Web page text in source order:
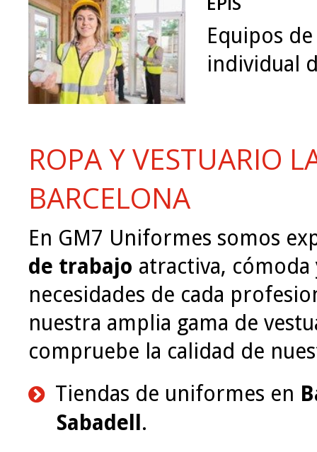
Equipos
individual
ROPA Y VESTUARIO
BARCELONA
En GM7 Uniformes somos
de trabajo atractiva, cómoda
necesidades de cada
nuestra amplia gama de
compruebe la calidad de
Tiendas de uniformes en
Sabadell .